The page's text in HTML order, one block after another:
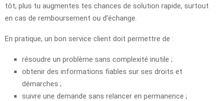
tôt, plus tu augmentes tes chances de solution rapide, surtout
en cas de remboursement ou d’échange.
En pratique, un bon service client doit permettre de :
résoudre un problème sans complexité inutile ;
obtenir des informations fiables sur ses droits et
démarches ;
suivre une demande sans relancer en permanence ;